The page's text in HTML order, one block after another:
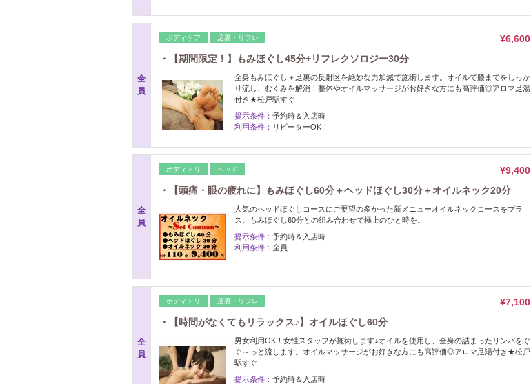
全
員
ボディケア 足裏・リフレ
¥6,600
・【期間限定！】もみほぐし45分+リフレクソロジー30分
全身もみほぐし＋足裏の反射区を絶妙な力加減で施術します。オイルで膝までをしっか
り流し、むくみを解消！整体やオイルマッサージがお好きな方にも高評価◎アロマ足湯
付き★松戸駅すぐ
提示条件： 予約時＆入店時
利用条件： リピーターOK！
全
員
ボディトリ ヘッド
¥9,400
・【頭痛・眼の疲れに】もみほぐし60分＋ヘッドほぐし30分＋オイルネック20分
人気のヘッドほぐしコースにご要望の多かった新メニューオイルネックコースをプラ
ス。もみほぐし60分との組み合わせで極上のひと時を。
提示条件： 予約時＆入店時
利用条件： 全員
全
員
ボディトリ 足裏・リフレ
¥7,100
・【時間がなくてもリラックス♪】オイルほぐし60分
男女利用OK！女性スタッフが施術します♪オイルを使用し、全身の詰まったリンパをぐ
ぐ～っと流します。オイルマッサージがお好きな方にも高評価◎アロマ足湯付き★松戸
駅すぐ
提示条件： 予約時＆入店時